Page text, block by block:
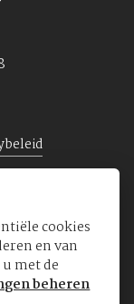
onscookies
en van
met de
beheren